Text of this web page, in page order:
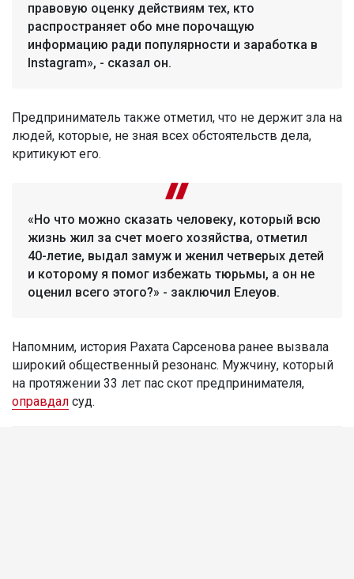
правовую оценку действиям тех, кто
распространяет обо мне порочащую
информацию ради популярности и заработка в
Instagram», - сказал он.
Предприниматель также отметил, что не держит зла на
людей, которые, не зная всех обстоятельств дела,
критикуют его.
«Но что можно сказать человеку, который всю
жизнь жил за счет моего хозяйства, отметил
40-летие, выдал замуж и женил четверых детей
и которому я помог избежать тюрьмы, а он не
оценил всего этого?» - заключил Елеуов.
Напомним, история Рахата Сарсенова ранее вызвала
широкий общественный резонанс. Мужчину, который
на протяжении 33 лет пас скот предпринимателя,
оправдал суд.